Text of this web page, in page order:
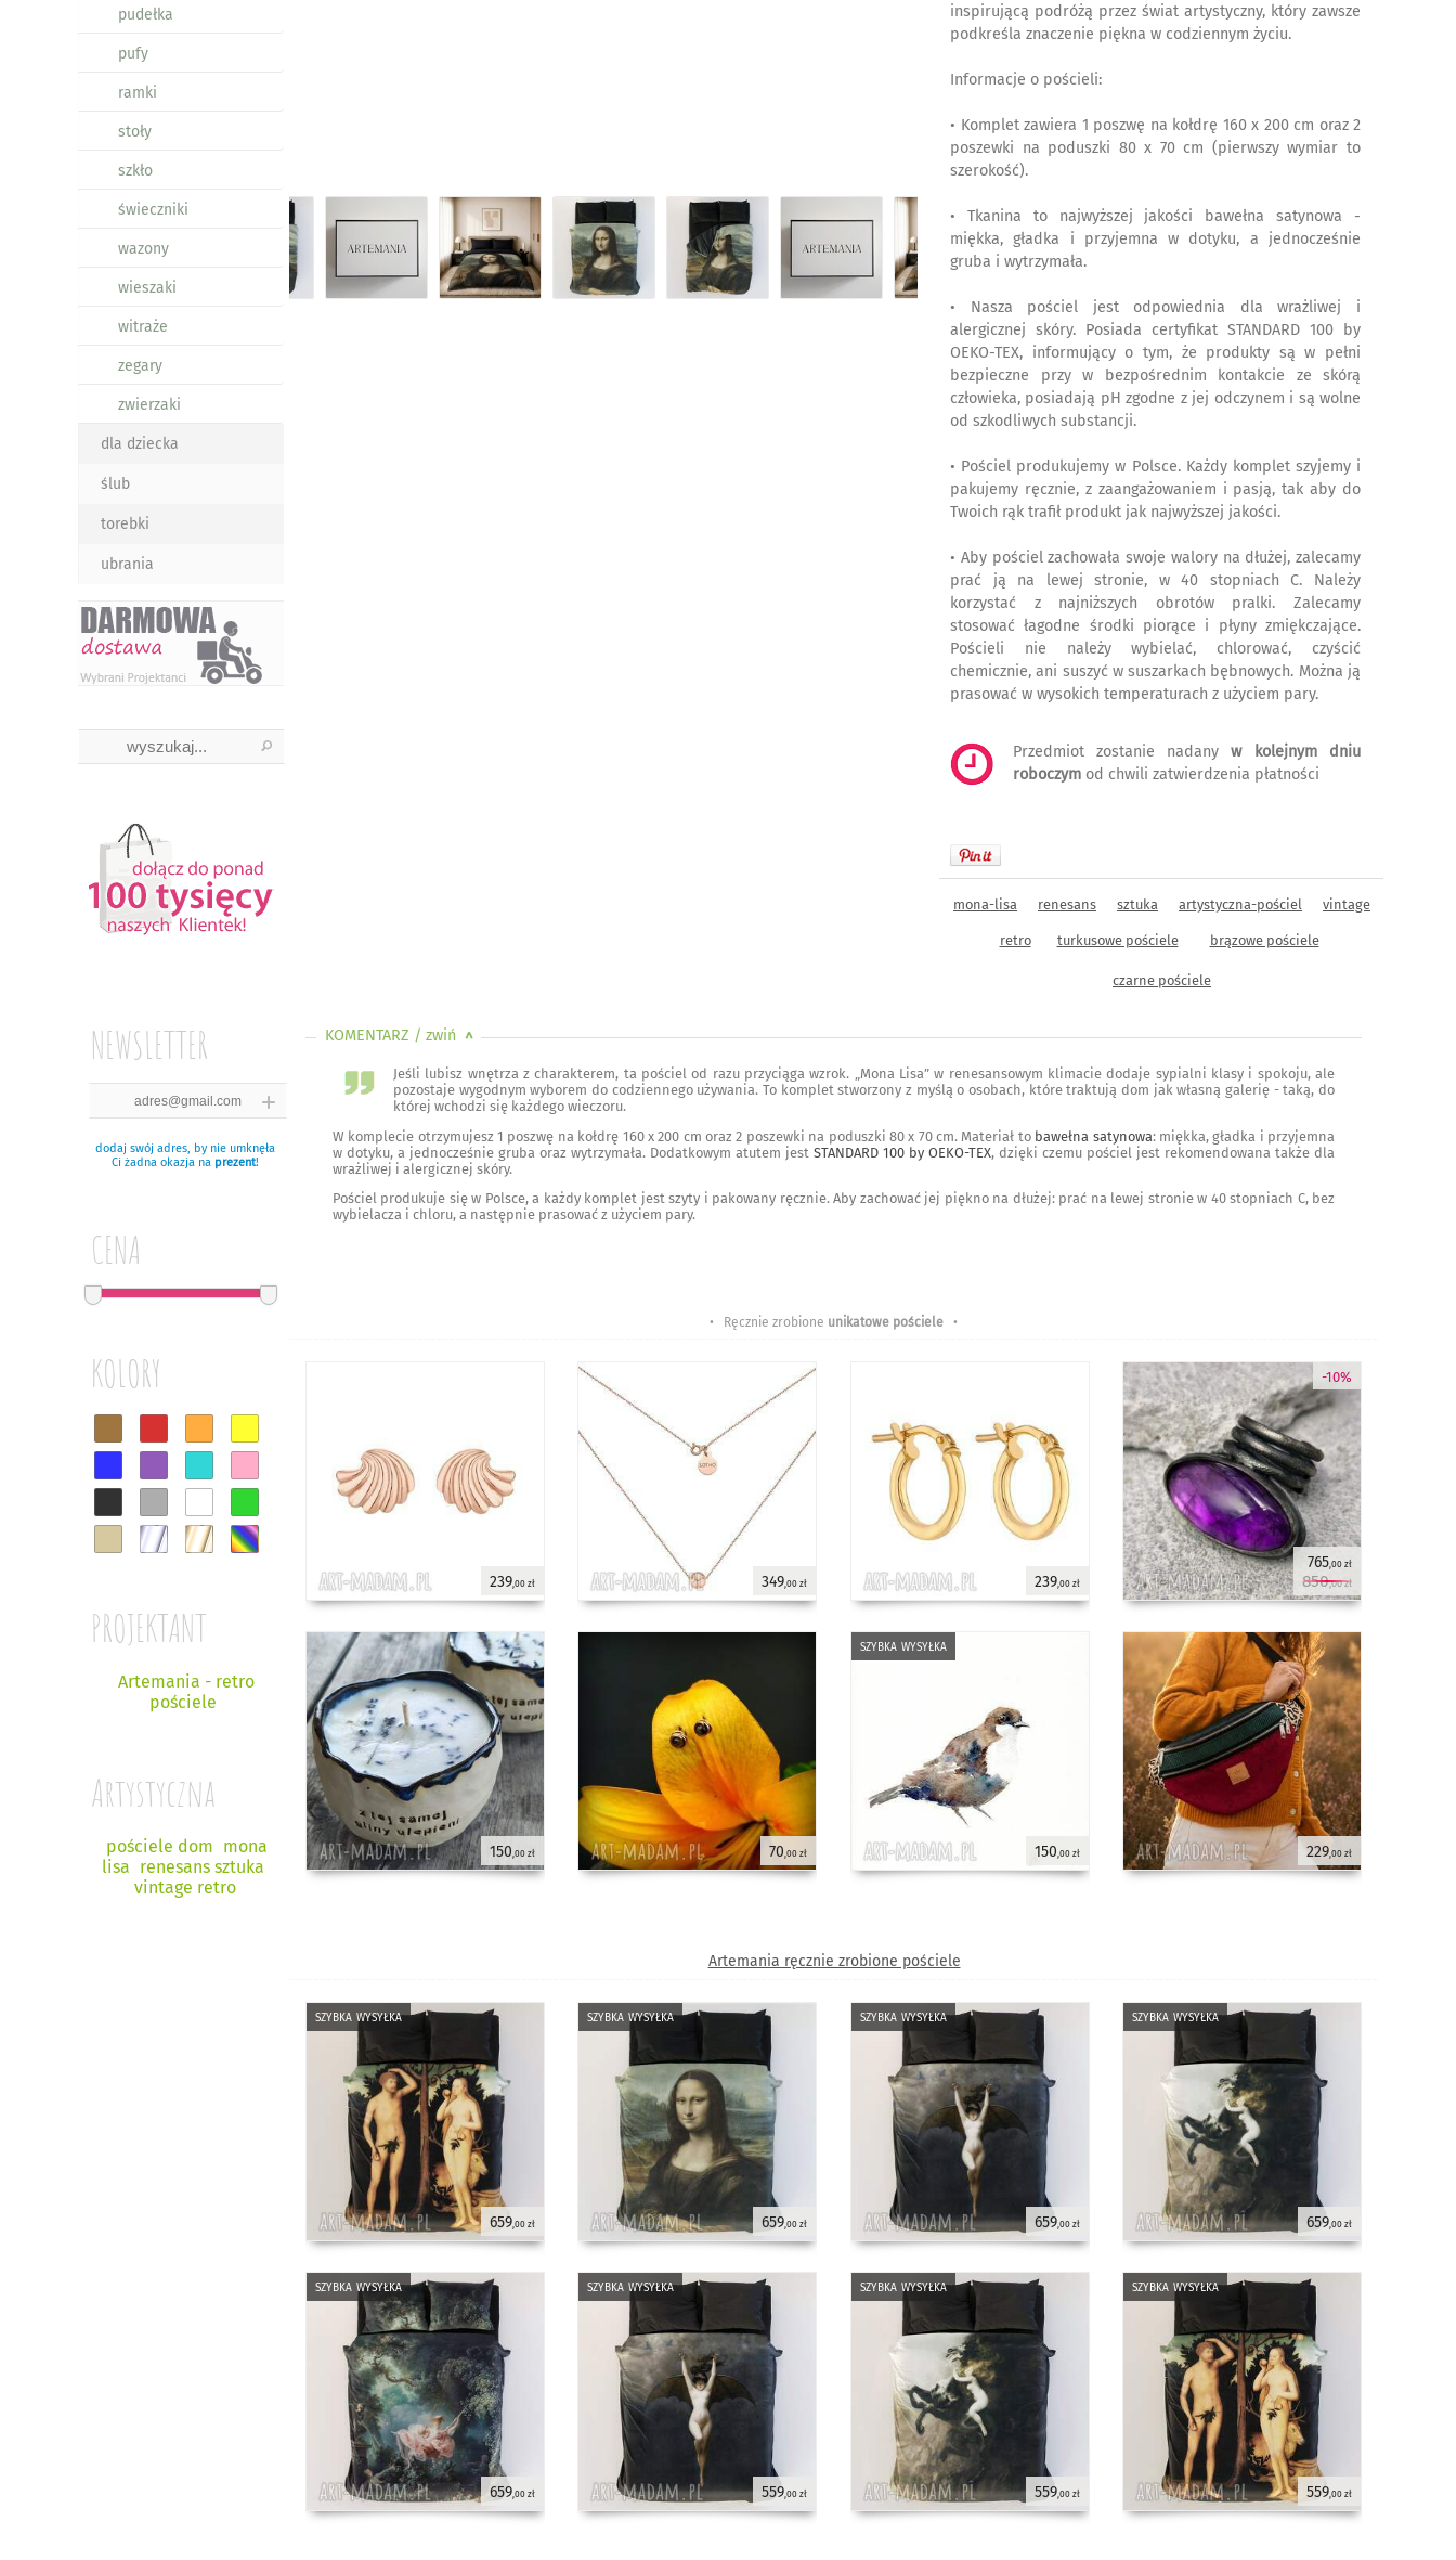
pudełka
pufy
ramki
stoły
szkło
świeczniki
wazony
wieszaki
witraże
zegary
zwierzaki
dla dziecka
ślub
torebki
ubrania
NEWSLETTER
dodaj swój adres, by nie umknęła
Ci żadna okazja na prezent!
CENA
KOLORY
PROJEKTANT
Artemania - retro
pościele
Artystyczna
pościele dom mona
lisa renesans sztuka
vintage retro
inspirującą podróżą przez świat artystyczny, który zawsze
podkreśla znaczenie piękna w codziennym życiu.
Informacje o pościeli:
• Komplet zawiera 1 poszwę na kołdrę 160 x 200 cm oraz 2
poszewki na poduszki 80 x 70 cm (pierwszy wymiar to
szerokość).
• Tkanina to najwyższej jakości bawełna satynowa -
miękka, gładka i przyjemna w dotyku, a jednocześnie
gruba i wytrzymała.
• Nasza pościel jest odpowiednia dla wrażliwej i
alergicznej skóry. Posiada certyfikat STANDARD 100 by
OEKO-TEX, informujący o tym, że produkty są w pełni
bezpieczne przy w bezpośrednim kontakcie ze skórą
człowieka, posiadają pH zgodne z jej odczynem i są wolne
od szkodliwych substancji.
• Pościel produkujemy w Polsce. Każdy komplet szyjemy i
pakujemy ręcznie, z zaangażowaniem i pasją, tak aby do
Twoich rąk trafił produkt jak najwyższej jakości.
• Aby pościel zachowała swoje walory na dłużej, zalecamy
prać ją na lewej stronie, w 40 stopniach C. Należy
korzystać z najniższych obrotów pralki. Zalecamy
stosować łagodne środki piorące i płyny zmiękczające.
Pościeli nie należy wybielać, chlorować, czyścić
chemicznie, ani suszyć w suszarkach bębnowych. Można ją
prasować w wysokich temperaturach z użyciem pary.
Przedmiot zostanie nadanyw kolejnym dniu
roboczymod chwili zatwierdzenia płatności
mona-lisa renesans sztuka artystyczna-pościel vintage
retro turkusowe pościele brązowe pościele
czarne pościele
KOMENTARZ / zwiń <
Jeśli lubisz wnętrza z charakterem, ta pościel od razu przyciąga wzrok. „Mona Lisa” w renesansowym klimacie dodaje sypialni klasy i spokoju, ale
pozostaje wygodnym wyborem do codziennego używania. To komplet stworzony z myślą o osobach, które traktują dom jak własną galerię - taką, do
której wchodzi się każdego wieczoru.
W komplecie otrzymujesz 1 poszwę na kołdrę 160 x 200 cm oraz 2 poszewki na poduszki 80 x 70 cm. Materiał to bawełna satynowa: miękka, gładka i przyjemna
w dotyku, a jednocześnie gruba oraz wytrzymała. Dodatkowym atutem jest STANDARD 100 by OEKO-TEX, dzięki czemu pościel jest rekomendowana także dla
wrażliwej i alergicznej skóry.
Pościel produkuje się w Polsce, a każdy komplet jest szyty i pakowany ręcznie. Aby zachować jej piękno na dłużej: prać na lewej stronie w 40 stopniach C, bez
wybielacza i chloru, a następnie prasować z użyciem pary.
• Ręcznie zrobione unikatowe pościele •
239,00 zł 349,00 zł
150,00 zł 70,00 zł
239,00 zł
-10%
765,00 zł
850,00 zł
szybka wysyłka
150,00 zł 229,00 zł
Artemania ręcznie zrobione pościele
szybka wysyłka
659,00 zł
szybka wysyłka
659,00 zł
szybka wysyłka
659,00 zł
szybka wysyłka
559,00 zł
szybka wysyłka
659,00 zł
szybka wysyłka
659,00 zł
szybka wysyłka
559,00 zł
szybka wysyłka
559,00 zł